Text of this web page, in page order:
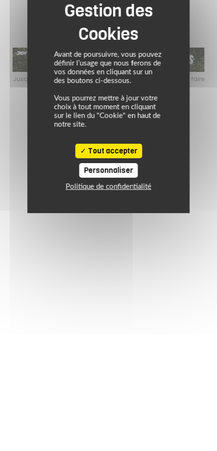
Jusqu’au 24 août 2026, profitez de l’ambiance estivale pour faire
le plein de bons plans sur l’équipement motard !
Avant de poursuivre, vous pouvez
définir l’usage que nous ferons de
vos données en cliquant sur un
des boutons ci-dessous.
Vous pourrez mettre à jour votre
choix à tout moment en cliquant
sur le lien du "Cookie" en haut de
notre site.
Tout accepter
Personnaliser
Politique de confidentialité